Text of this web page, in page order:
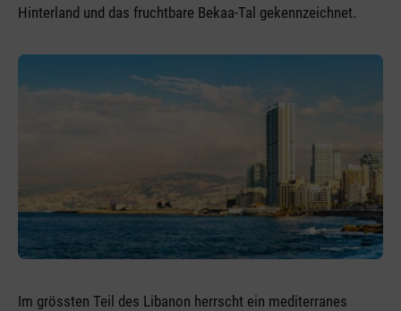
Hinterland und das fruchtbare Bekaa-Tal gekennzeichnet.
Im grössten Teil des Libanon herrscht ein mediterranes